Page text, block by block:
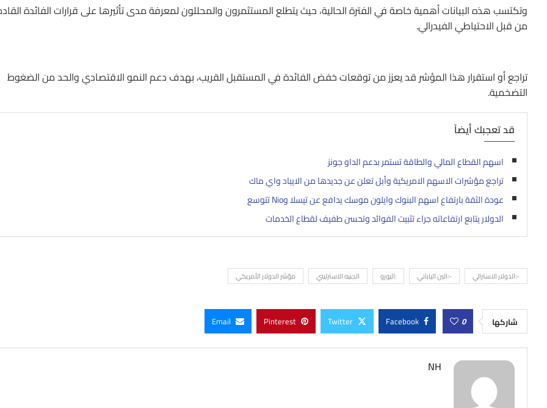
وتكتسب هذه البيانات أهمية خاصة في الفترة الحالية، حيث يتطلع المستثمرون والمحللون لمعرفة مدى تأثيرها على قرارات الفائدة
من قبل الاحتياطي الفيدرالي.
تراجع أو استقرار هذا المؤشر قد يعزز من توقعات خفض الفائدة في المستقبل القريب، بهدف دعم النمو الاقتصادي والحد من الضغوط
التضخمية.
قد تعجبك أيضاً
اسهم القطاع المالي والطاقة تستمر بدعم الداو جونز
تراجع مؤشرات الاسهم الامريكية وأبل تعلن عن جديدها من الايباد واي ماك
عودة الثقة بارتفاع اسهم البنوك وايلون موسك يدافع عن تيسلا وNio تتوسع
الدولار يتابع ارتفاعاته جراء تثبيت الفوائد وتحسن طفيف لقطاع الخدمات
-:الدولار الاسترالي -:الين الياباني :اليورو الجنيه الاسترليني مؤشر الدولار الأمريكي
شاركها 0
Facebook
Twitter
Pinterest
Email
NH